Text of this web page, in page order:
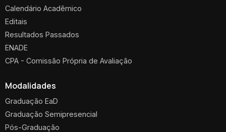
Calendário Acadêmico
Editais
Resultados Passados
ENADE
CPA - Comissão Própria de Avaliação
Modalidades
Graduação EaD
Graduação Semipresencial
Pós-Graduação